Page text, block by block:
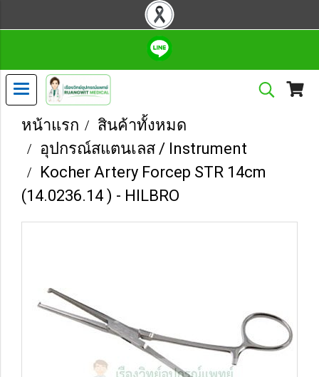
หน้าแรก
สินค้าทั้งหมด
อุปกรณ์สแตนเลส / Instrument
Kocher Artery Forcep STR 14cm
(14.0236.14 ) - HILBRO